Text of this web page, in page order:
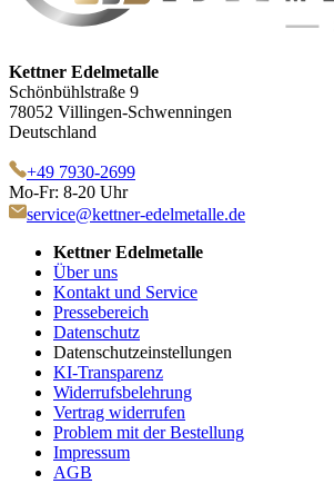
Kettner Edelmetalle
Schönbühlstraße 9
78052 Villingen-Schwenningen
Deutschland
+49 7930-2699
Mo-Fr: 8-20 Uhr
service@kettner-edelmetalle.de
Kettner Edelmetalle
Über uns
Kontakt und Service
Pressebereich
Datenschutz
Datenschutzeinstellungen
KI-Transparenz
Widerrufsbelehrung
Vertrag widerrufen
Problem mit der Bestellung
Impressum
AGB